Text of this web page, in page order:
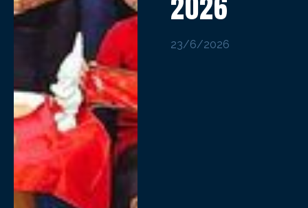
23/6/2026